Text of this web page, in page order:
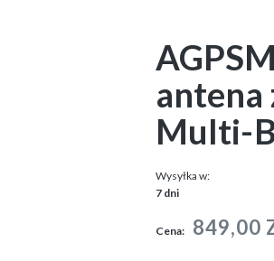
antena
Multi-
Wysyłka w:
7 dni
Cena: 849,00